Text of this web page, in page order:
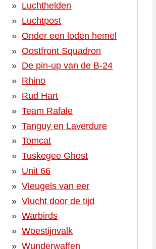
Luchthelden
Luchtpost
Onder een loden hemel
Oostfront Squadron
De pin-up van de B-24
Rhino
Rud Hart
Team Rafale
Tanguy en Laverdure
Tomcat
Tuskegee Ghost
Unit 66
Vleugels van eer
Vlucht door de tijd
Warbirds
Woestijnvalk
Wunderwaffen